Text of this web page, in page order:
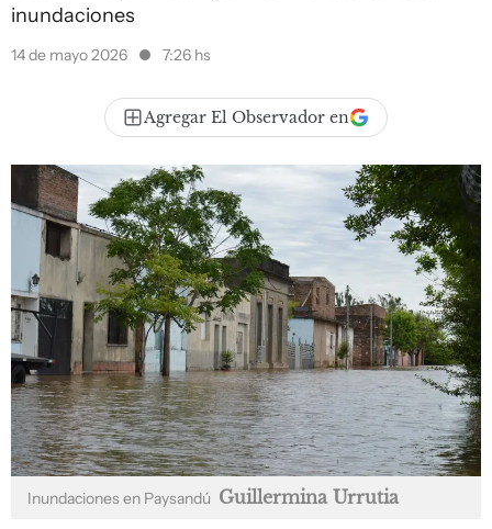
inundaciones
14 de mayo 2026 7:26 hs
Agregar El Observador en
Inundaciones en Paysandú Guillermina Urrutia